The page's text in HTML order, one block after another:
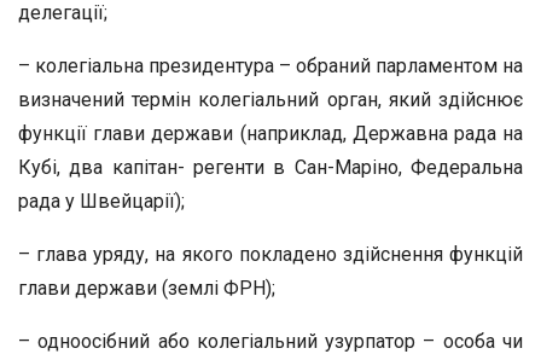
делегації;
– колегіальна президентура – обраний парламентом на
визначений термін колегіальний орган, який здійснює
функції глави держави (наприклад, Державна рада на
Кубі, два капітан- регенти в Сан-Маріно, Федеральна
рада у Швейцарії);
– глава уряду, на якого покладено здійснення функцій
глави держави (землі ФРН);
– одноосібний або колегіальний узурпатор – особа чи